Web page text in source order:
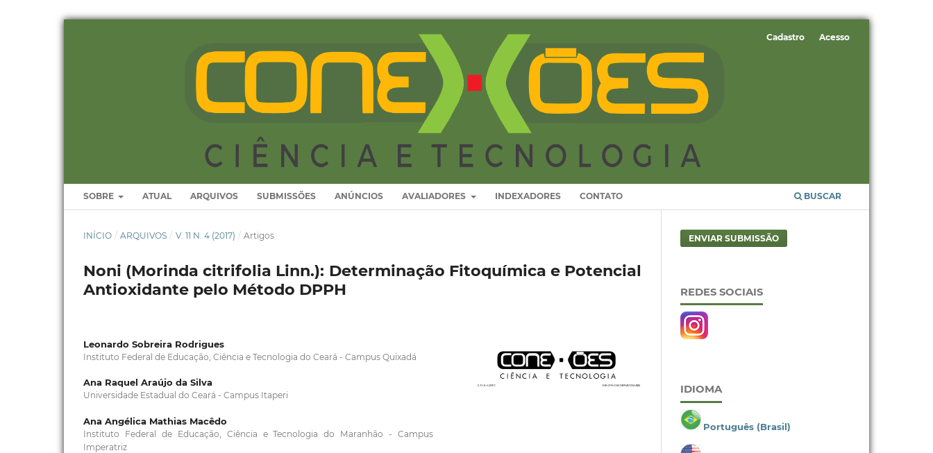
SOBRE ATUAL ARQUIVOS SUBMISSÕES ANÚNCIOS AVALIADORES INDEXADORES CONTATO BUSCAR
Cadastro Acesso
INÍCIO / ARQUIVOS / V. 11 N. 4 (2017) / Artigos
Noni (Morinda citrifolia Linn.): Determinação Fitoquímica e Potencial
Antioxidante pelo Método DPPH
Leonardo Sobreira Rodrigues
Instituto Federal de Educação, Ciência e Tecnologia do Ceará - Campus Quixadá
Ana Raquel Araújo da Silva
Universidade Estadual do Ceará - Campus Itaperi
Ana Angélica Mathias Macêdo
Instituto Federal de Educação, Ciência e Tecnologia do Maranhão - Campus
Imperatriz
ENVIAR SUBMISSÃO
REDES SOCIAIS
IDIOMA
Português (Brasil)